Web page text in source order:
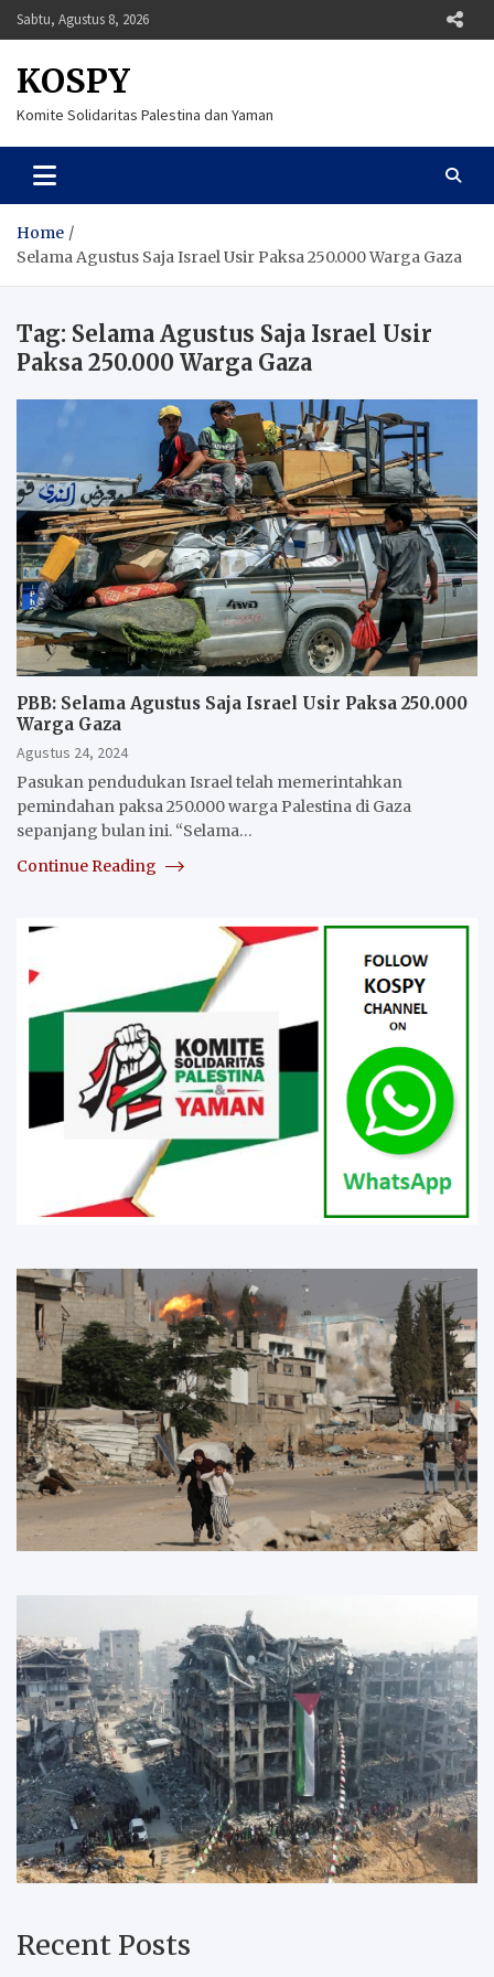
Skip
to
Sabtu, Agustus 8, 2026
KOSPY
Komite Solidaritas Palestina dan Yaman
Home
Selama Agustus Saja Israel Usir Paksa 250.000 Warga Gaza
Tag: Selama Agustus Saja Israel Usir
Paksa 250.000 Warga Gaza
PBB: Selama Agustus Saja Israel Usir Paksa 250.000
Warga Gaza
Agustus 24, 2024
Pasukan pendudukan Israel telah memerintahkan
pemindahan paksa 250.000 warga Palestina di Gaza
sepanjang bulan ini. “Selama…
Continue Reading
Recent Posts